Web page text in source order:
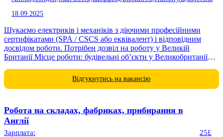
18.09.2025
Шукаємо електриків і механіків з діючими професійними
сертифікатами (SPA / CSCS або еквівалент) і відповідним
досвідом роботи. Потрібен дозвіл на роботу у Великій
Британії Місце роботи: будівельні об’єкти у Великобританії
Відгукнутись на вакансію
Робота на складах, фабриках, прибирання в
Англії
Зарплата: 25£